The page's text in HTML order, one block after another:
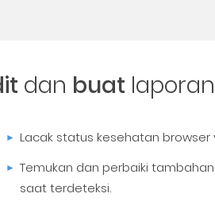
dan buat laporan
Lacak status kesehatan browser
Temukan dan perbaiki
saat terdeteksi.